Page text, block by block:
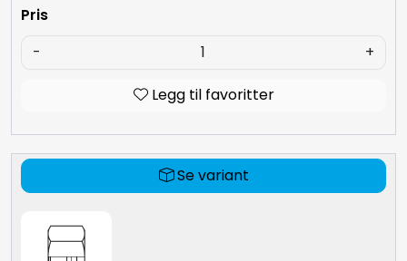
- +
Legg til favoritter
Se variant